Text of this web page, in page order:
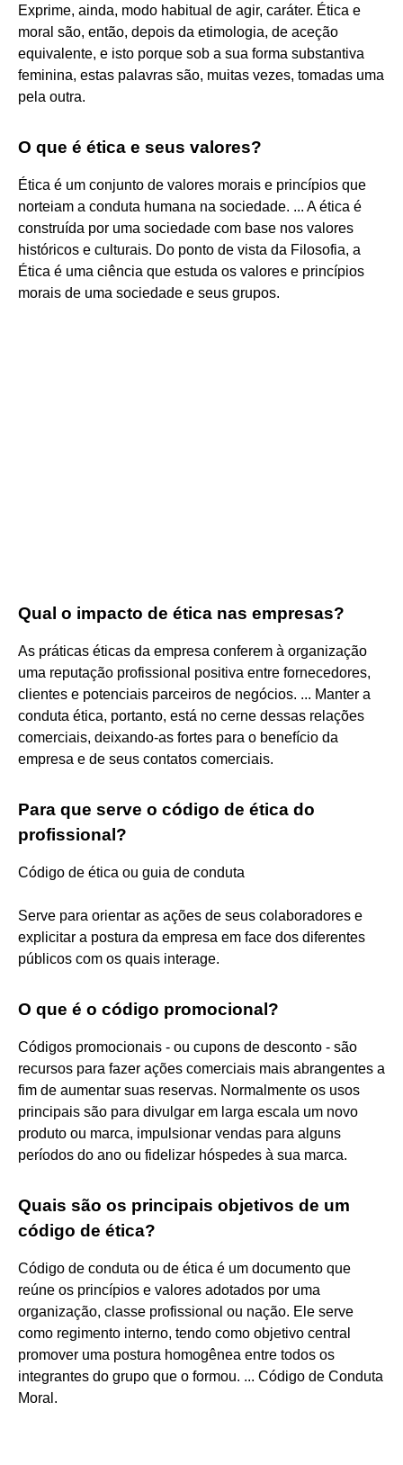
Exprime, ainda, modo habitual de agir, caráter. Ética e
moral são, então, depois da etimologia, de aceção
equivalente, e isto porque sob a sua forma substantiva
feminina, estas palavras são, muitas vezes, tomadas uma
pela outra.
O que é ética e seus valores?
Ética é um conjunto de valores morais e princípios que
norteiam a conduta humana na sociedade. ... A ética é
construída por uma sociedade com base nos valores
históricos e culturais. Do ponto de vista da Filosofia, a
Ética é uma ciência que estuda os valores e princípios
morais de uma sociedade e seus grupos.
Qual o impacto de ética nas empresas?
As práticas éticas da empresa conferem à organização
uma reputação profissional positiva entre fornecedores,
clientes e potenciais parceiros de negócios. ... Manter a
conduta ética, portanto, está no cerne dessas relações
comerciais, deixando-as fortes para o benefício da
empresa e de seus contatos comerciais.
Para que serve o código de ética do
profissional?
Código de ética ou guia de conduta
Serve para orientar as ações de seus colaboradores e
explicitar a postura da empresa em face dos diferentes
públicos com os quais interage.
O que é o código promocional?
Códigos promocionais - ou cupons de desconto - são
recursos para fazer ações comerciais mais abrangentes a
fim de aumentar suas reservas. Normalmente os usos
principais são para divulgar em larga escala um novo
produto ou marca, impulsionar vendas para alguns
períodos do ano ou fidelizar hóspedes à sua marca.
Quais são os principais objetivos de um
código de ética?
Código de conduta ou de ética é um documento que
reúne os princípios e valores adotados por uma
organização, classe profissional ou nação. Ele serve
como regimento interno, tendo como objetivo central
promover uma postura homogênea entre todos os
integrantes do grupo que o formou. ... Código de Conduta
Moral.